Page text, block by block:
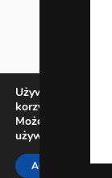
Używamy
korzystania z
Możesz
używamy, lub
ACCEPT